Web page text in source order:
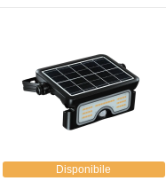
Disponibile